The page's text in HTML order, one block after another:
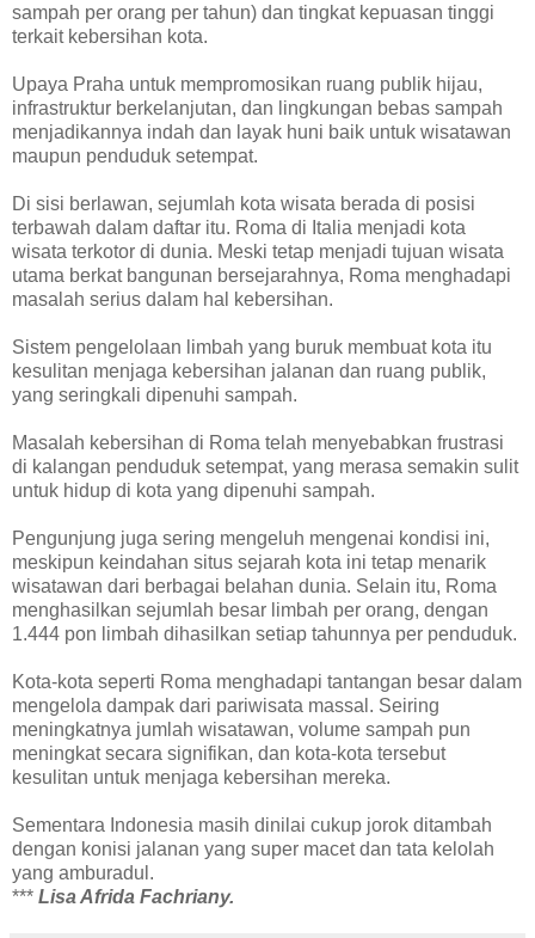
sampah per orang per tahun) dan tingkat kepuasan tinggi
terkait kebersihan kota.
Upaya Praha untuk mempromosikan ruang publik hijau,
infrastruktur berkelanjutan, dan lingkungan bebas sampah
menjadikannya indah dan layak huni baik untuk wisatawan
maupun penduduk setempat.
Di sisi berlawan, sejumlah kota wisata berada di posisi
terbawah dalam daftar itu. Roma di Italia menjadi kota
wisata terkotor di dunia. Meski tetap menjadi tujuan wisata
utama berkat bangunan bersejarahnya, Roma menghadapi
masalah serius dalam hal kebersihan.
Sistem pengelolaan limbah yang buruk membuat kota itu
kesulitan menjaga kebersihan jalanan dan ruang publik,
yang seringkali dipenuhi sampah.
Masalah kebersihan di Roma telah menyebabkan frustrasi
di kalangan penduduk setempat, yang merasa semakin sulit
untuk hidup di kota yang dipenuhi sampah.
Pengunjung juga sering mengeluh mengenai kondisi ini,
meskipun keindahan situs sejarah kota ini tetap menarik
wisatawan dari berbagai belahan dunia. Selain itu, Roma
menghasilkan sejumlah besar limbah per orang, dengan
1.444 pon limbah dihasilkan setiap tahunnya per penduduk.
Kota-kota seperti Roma menghadapi tantangan besar dalam
mengelola dampak dari pariwisata massal. Seiring
meningkatnya jumlah wisatawan, volume sampah pun
meningkat secara signifikan, dan kota-kota tersebut
kesulitan untuk menjaga kebersihan mereka.
Sementara Indonesia masih dinilai cukup jorok ditambah
dengan konisi jalanan yang super macet dan tata kelolah
yang amburadul.
*** Lisa Afrida Fachriany.